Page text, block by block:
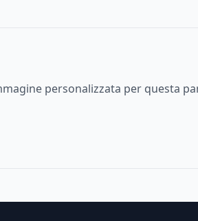
personalizzata per questa